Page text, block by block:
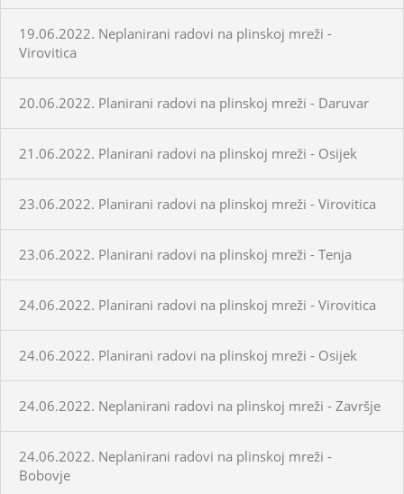
19.06.2022. Neplanirani radovi na plinskoj mreži -
Virovitica
20.06.2022. Planirani radovi na plinskoj mreži - Daruvar
21.06.2022. Planirani radovi na plinskoj mreži - Osijek
23.06.2022. Planirani radovi na plinskoj mreži - Virovitica
23.06.2022. Planirani radovi na plinskoj mreži - Tenja
24.06.2022. Planirani radovi na plinskoj mreži - Virovitica
24.06.2022. Planirani radovi na plinskoj mreži - Osijek
24.06.2022. Neplanirani radovi na plinskoj mreži - Završje
24.06.2022. Neplanirani radovi na plinskoj mreži -
Bobovje